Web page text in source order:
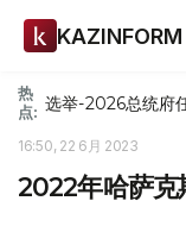
KAZINFORM
热
点: 选举-2026总统府
16:50, 22 6月 2023
2022年哈萨克